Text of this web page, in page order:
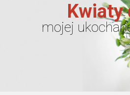
Kwiaty
mojej